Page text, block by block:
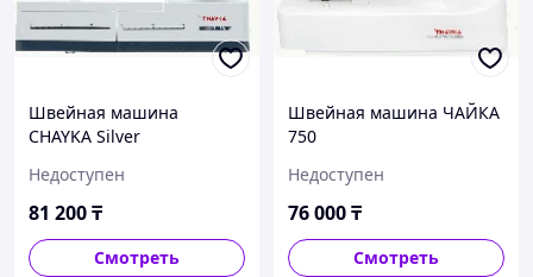
Швейная машина
CHAYKA Silver
Недоступен
81 200₸
Смотреть
Швейная машина ЧАЙКА
750
Недоступен
76 000₸
Смотреть